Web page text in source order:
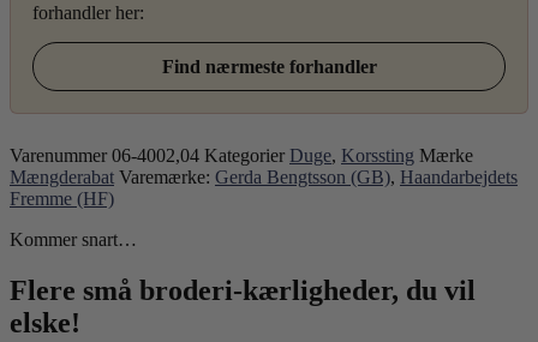
forhandler her:
Find nærmeste forhandler
Varenummer 06-4002,04 Kategorier Duge, Korssting Mærke
Mængderabat Varemærke: Gerda Bengtsson (GB), Haandarbejdets
Fremme (HF)
Kommer snart…
Flere små broderi-kærligheder, du vil
elske!